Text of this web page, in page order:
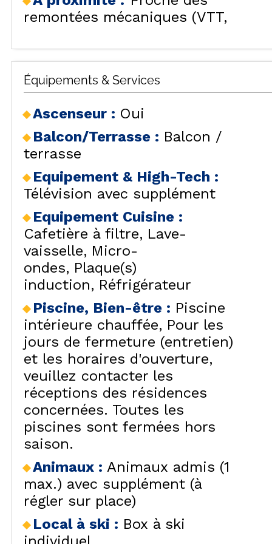
SÉJOURS & BONS
PLANS
BONS PLANS
ACTIVITÉS
CONTACT / DEVIS
FAQ
INSPIREZ-VOUS !
remontées mécaniques (VTT,
Équipements & Services
Ascenseur : Oui
Balcon/Terrasse : Balcon /
terrasse
Equipement & High-Tech :
Télévision avec supplément
Equipement Cuisine :
Cafetière à filtre
Lave-
vaisselle
Micro-
ondes
Plaque(s)
induction
Réfrigérateur
Piscine, Bien-être : Piscine
intérieure chauffée
Pour les
jours de fermeture (entretien)
et les horaires d'ouverture,
veuillez contacter les
réceptions des résidences
concernées. Toutes les
piscines sont fermées hors
saison.
Animaux : Animaux admis (1
max.) avec supplément (à
régler sur place)
Local à ski : Box à ski